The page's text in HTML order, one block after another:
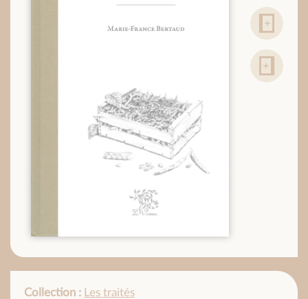
Collection : Les traités